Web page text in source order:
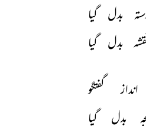
بدل
گیا
بدل گیا
انداز
گفتگو
بدل گیا